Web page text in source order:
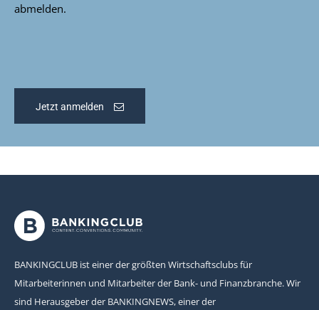
abmelden.
Jetzt anmelden
BANKINGCLUB ist einer der größten Wirtschaftsclubs für
Mitarbeiterinnen und Mitarbeiter der Bank- und Finanzbranche. Wir
sind Herausgeber der BANKINGNEWS, einer der